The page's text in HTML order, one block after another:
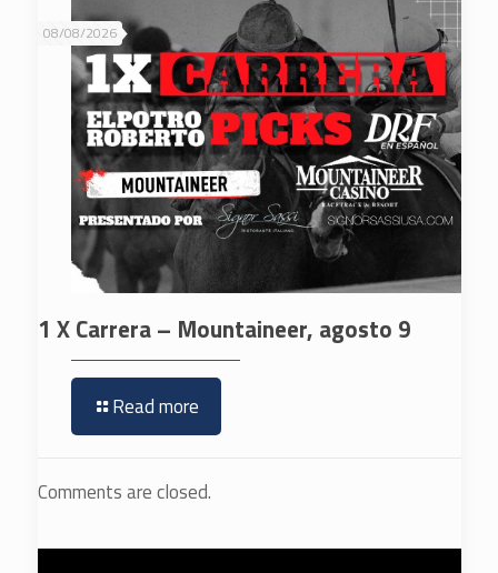
08/08/2026
1 X Carrera – Mountaineer, agosto 9
Read more
Comments are closed.